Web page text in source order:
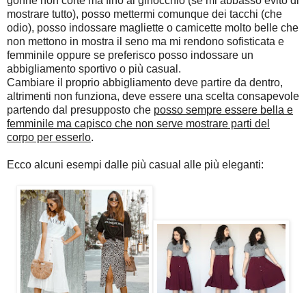
mostrare tutto), posso mettermi comunque dei tacchi (che
odio), posso indossare magliette o camicette molto belle che
non mettono in mostra il seno ma mi rendono sofisticata e
femminile oppure se preferisco posso indossare un
abbigliamento sportivo o più casual.
Cambiare il proprio abbigliamento deve partire da dentro,
altrimenti non funziona, deve essere una scelta consapevole
partendo dal presupposto che posso sempre essere bella e
femminile ma capisco che non serve mostrare parti del
corpo per esserlo.
Ecco alcuni esempi dalle più casual alle più eleganti: